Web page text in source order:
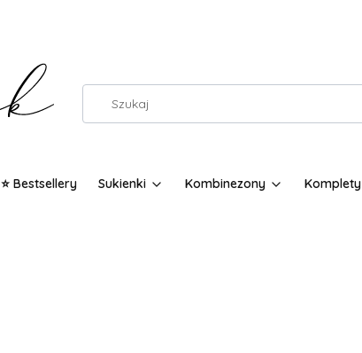
⭐ Bestsellery Sukienki Kombinezony Komplety